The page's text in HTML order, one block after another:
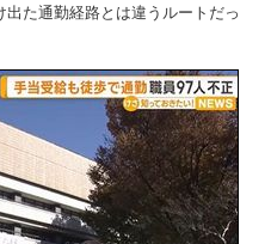
た通勤経路とは違うルートだっ